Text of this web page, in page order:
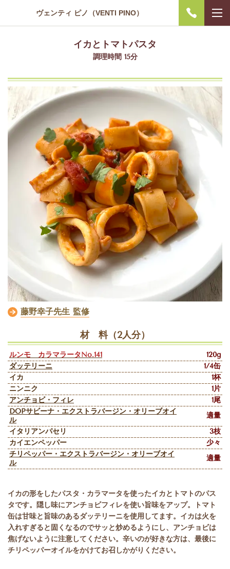
ヴェンティ ピノ（VENTI PINO）
イカとトマトパスタ
調理時間 15分
藤野幸子先生 監修
材 料（2人分）
ルンモ カラマラータNo.141
120g
ダッテリーニ
1/4缶
イカ
1杯
ニンニク
1片
アンチョビ・フィレ
1尾
DOPサビーナ・エクストラバージン・オリーブオイ
ル
適量
イタリアンパセリ
3枝
カイエンペッパー
少々
チリペッパー ・エクストラバージン・オリーブオイ
ル
適量
イカの形をしたパスタ・カラマータを使ったイカとトマトのパス
タです。隠し味にアンチョビフィレを使い旨味をアップ。トマト
缶は甘味と旨味のあるダッテリーニを使用してます。イカは火を
入れすぎると固くなるのでサッと炒めるようにし、アンチョビは
焦げないように注意してください。辛いのが好きな方は、最後に
チリペッパーオイルをかけてお召しかがりください。